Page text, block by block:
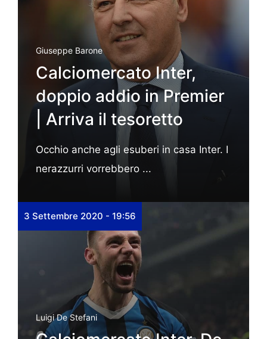
Giuseppe Barone
Calciomercato Inter,
doppio addio in Premier
| Arriva il tesoretto
Occhio anche agli esuberi in casa Inter. I
nerazzurri vorrebbero ...
3 Settembre 2020 - 19:56
Luigi De Stefani